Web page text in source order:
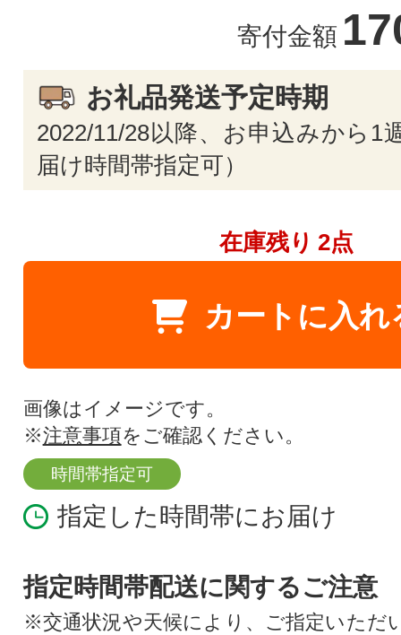
寄付金額
お礼品発送予定時期
2022/11/28以降、お申込みから1
届け時間帯指定可）
在庫残り 2点
カートに入れ
画像はイメージです。
※注意事項をご確認ください。
時間帯指定可
指定した時間帯にお届け
指定時間帯配送に関するご注意
※交通状況や天候により、ご指定いただ